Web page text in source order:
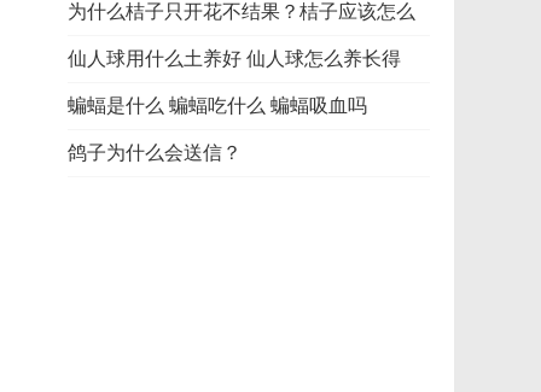
为什么桔子只开花不结果？桔子应该怎么
仙人球用什么土养好 仙人球怎么养长得
蝙蝠是什么 蝙蝠吃什么 蝙蝠吸血吗
鸽子为什么会送信？